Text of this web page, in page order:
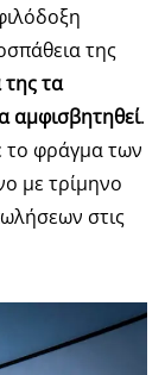
της
της τα
αμφισβητηθεί.
το φράγμα των
με τρίμηνο
στις